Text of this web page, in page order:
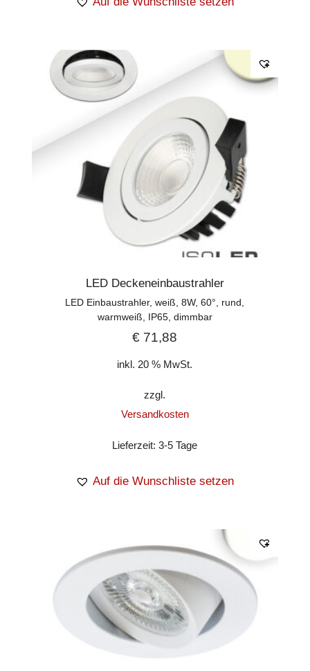
LED Deckeneinbaustrahler
LED Einbaustrahler, weiß, 8W, 60°, rund,
warmweiß, IP65, dimmbar
€ 71,88
inkl. 20 % MwSt.
zzgl.
Versandkosten
Lieferzeit:3-5 Tage
Auf die Wunschliste setzen